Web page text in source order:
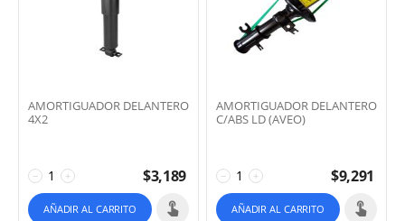
AMORTIGUADOR DELANTERO
4X2
+
− $3,189
AÑADIR AL CARRITO
AMORTIGUADOR DELANTERO
C/ABS LD (AVEO)
+
− $9,291
AÑADIR AL CARRITO